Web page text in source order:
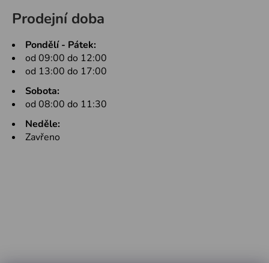
Prodejní doba
Pondělí - Pátek:
od 09:00 do 12:00
od 13:00 do 17:00
Sobota:
od 08:00 do 11:30
Neděle:
Zavřeno